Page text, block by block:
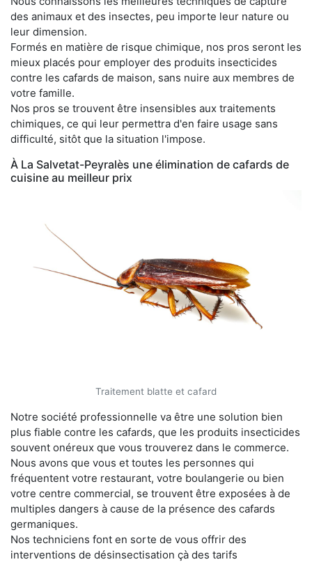
des animaux et des insectes, peu importe leur nature ou
leur dimension.
Formés en matière de risque chimique, nos pros seront les
mieux placés pour employer des produits insecticides
contre les cafards de maison, sans nuire aux membres de
votre famille.
Nos pros se trouvent être insensibles aux traitements
chimiques, ce qui leur permettra d'en faire usage sans
difficulté, sitôt que la situation l'impose.
À La Salvetat-Peyralès une élimination de cafards de
cuisine au meilleur prix
Traitement blatte et cafard
Notre société professionnelle va être une solution bien
plus fiable contre les cafards, que les produits insecticides
souvent onéreux que vous trouverez dans le commerce.
Nous avons que vous et toutes les personnes qui
fréquentent votre restaurant, votre boulangerie ou bien
votre centre commercial, se trouvent être exposées à de
multiples dangers à cause de la présence des cafards
germaniques.
Nos techniciens font en sorte de vous offrir des
interventions de désinsectisation çà des tarifs